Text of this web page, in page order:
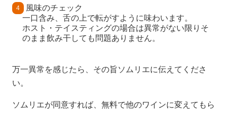
風味のチェック
一口含み、舌の上で転がすように味わいます。
ホスト・テイスティングの場合は異常がない限りそ
のまま飲み干しても問題ありません。
万一異常を感じたら、その旨ソムリエに伝えてくださ
い。
ソムリエが同意すれば、無料で他のワインに変えてもら